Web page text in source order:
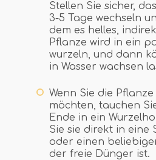
Stellen Sie sicher,
3-5 Tage wechseln
dem es helles,
Pflanze wird in ein
wurzeln, und dann
in Wasser wachsen
Wenn Sie die
möchten, tauchen
Ende in ein
Sie sie direkt in eine
oder einen
der freie Dünger ist.